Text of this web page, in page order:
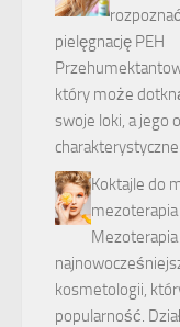
pielęgnację PEH
który może
swoje loki, a jego
Koktajle do
mezoterapia
kosmetologii,
popularność.